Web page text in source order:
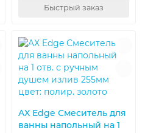
Быстрый заказ
AX Edge Смеситель для
ванны напольный на 1